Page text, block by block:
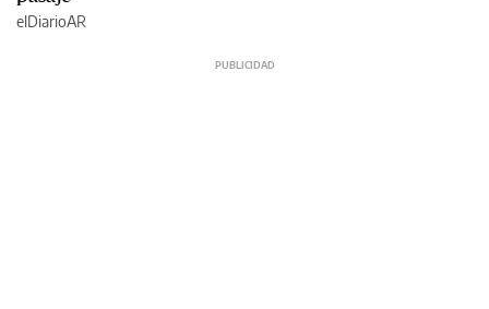
elDiarioAR